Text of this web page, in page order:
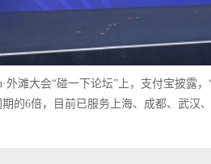
外滩大会“碰一下论坛”上，支付宝披露
的6倍，目前已服务上海、成都、武汉